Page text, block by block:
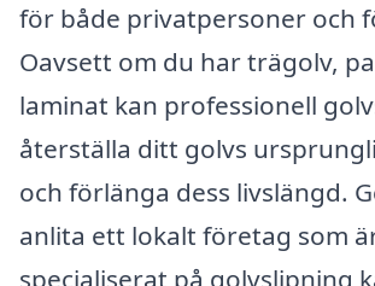
för både privatpersoner och
Oavsett om du har trägolv,
laminat kan professionell
återställa ditt golvs
och förlänga dess livslängd.
anlita ett lokalt företag som